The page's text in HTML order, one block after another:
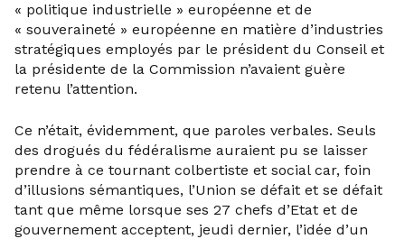
« politique industrielle » européenne et de
« souveraineté » européenne en matière d’industries
stratégiques employés par le président du Conseil et
la présidente de la Commission n’avaient guère
retenu l’attention.
Ce n’était, évidemment, que paroles verbales. Seuls
des drogués du fédéralisme auraient pu se laisser
prendre à ce tournant colbertiste et social car, foin
d’illusions sémantiques, l’Union se défait et se défait
tant que même lorsque ses 27 chefs d’Etat et de
gouvernement acceptent, jeudi dernier, l’idée d’un